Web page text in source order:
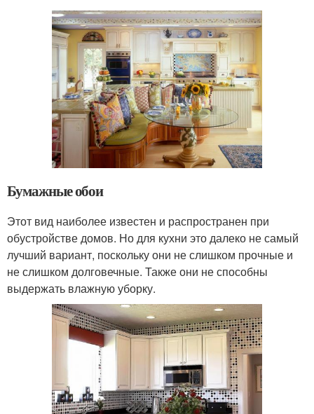
Бумажные обои
Этот вид наиболее известен и распространен при
обустройстве домов. Но для кухни это далеко не самый
лучший вариант, поскольку они не слишком прочные и
не слишком долговечные. Также они не способны
выдержать влажную уборку.